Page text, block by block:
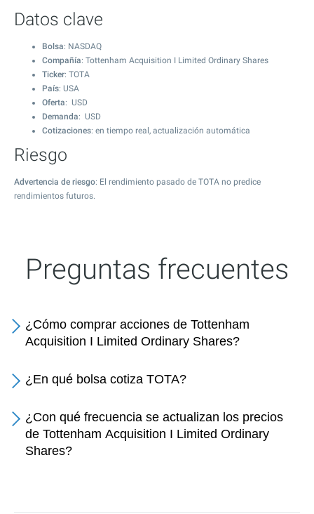
Datos clave
Bolsa: NASDAQ
Compañía: Tottenham Acquisition I Limited Ordinary Shares
Ticker: TOTA
País: USA
Oferta: USD
Demanda: USD
Cotizaciones: en tiempo real, actualización automática
Riesgo
Advertencia de riesgo: El rendimiento pasado de TOTA no predice
rendimientos futuros.
Preguntas frecuentes
¿Cómo comprar acciones de Tottenham
Acquisition I Limited Ordinary Shares?
¿En qué bolsa cotiza TOTA?
¿Con qué frecuencia se actualizan los precios
de Tottenham Acquisition I Limited Ordinary
Shares?